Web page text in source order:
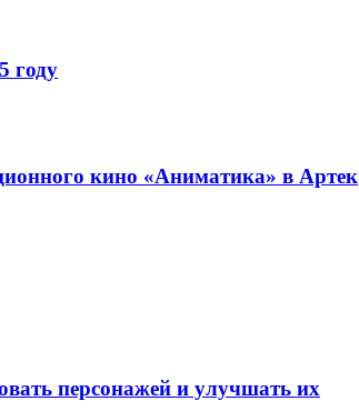
году
кино «Аниматика» в Артек
персонажей и улучшать их